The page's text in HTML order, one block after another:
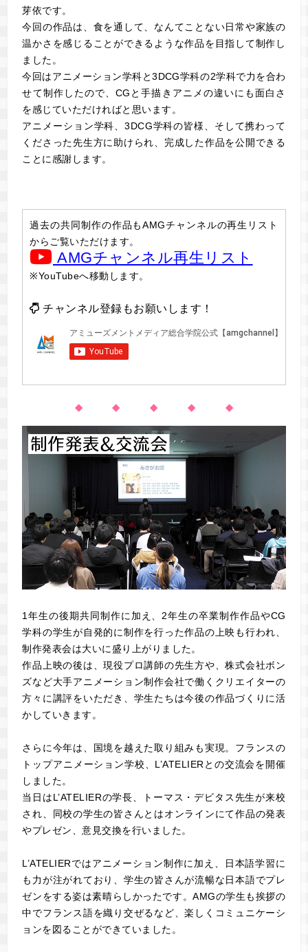
芽依です。
今回の作品は、食を通して、なんてことない日常や家族の
温かさを感じることができるような作品を目指して制作し
ました。
今回はアニメーション学科と3DCG学科の2学科で力を合わ
せて制作したので、CGと手描きアニメの違いにも面白さ
を感じていただければと思います。
アニメーション学科、3DCG学科の皆様、そして携わって
くださった先生方に助けられ、完成した作品を公開できる
ことに感謝します。
過去の共同制作の作品もAMGチャンネルの再生リスト
からご覧いただけます。
AMGチャンネル再生リスト
※YouTubeへ移動します。
チャンネル登録もお願いします！
◆ ◆ ◆ ◆ ◆
1年生の後期共同制作に加え、2年生の卒業制作作品やCG
学科の学生が自発的に制作を行った作品の上映も行われ、
制作発表会は大いに盛り上がりました。
作品上映の後は、現役プロ講師の先生方や、株式会社ボン
ズなど大手アニメーション制作会社で働くクリエイターの
方々に講評をいただき、学生たちは今後の作品づくりに活
かしていきます。
さらに今年は、国境を越えた取り組みも実現。フランスの
トップアニメーション学校、L’ATELIERとの交流会を開催
しました。
当日はL’ATELIERの学長、トーマス・デビタス先生が来校
され、同校の学生の皆さんとはオンラインにて作品の発表
やプレゼン、意見交換を行いました。
L’ATELIERではアニメーション制作に加え、日本語学習に
も力が注がれており、学生の皆さんが流暢な日本語でプレ
ゼンをする姿は素晴らしかったです。AMGの学生も挨拶の
中でフランス語を織り交ぜるなど、楽しくコミュニケーシ
ョンを図ることができていました。